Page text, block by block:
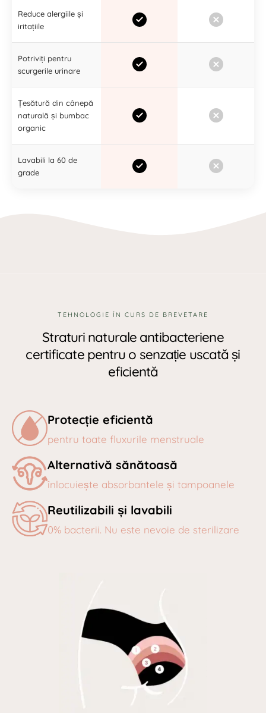
Reduce alergiile și
iritațiile
Potriviți pentru
scurgerile urinare
Țesătură din cânepă
naturală și bumbac
organic
Lavabili la 60 de
grade
TEHNOLOGIE ÎN CURS DE BREVETARE
Straturi naturale antibacteriene
certificate pentru o senzație uscată și
eficientă
Protecție eficientă
pentru toate fluxurile menstruale
Alternativă sănătoasă
înlocuiește absorbantele și tampoanele
Reutilizabili și lavabili
0% bacterii. Nu este nevoie de sterilizare